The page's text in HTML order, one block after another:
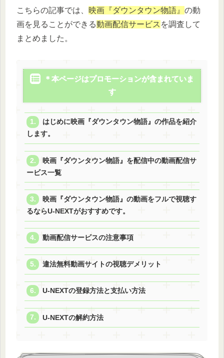
こちらの記事では、 映画『ダウンタウン物語』 の動
画を見ることができる動画配信サービス を調査して
まとめました。
＊本ページはプロモーションが含まれていま
す
はじめに映画『ダウンタウン物語』の作品を紹介
します。
映画『ダウンタウン物語』を配信中の動画配信サ
ービス一覧
映画『ダウンタウン物語』の動画をフルで視聴す
るならU-NEXTがおすすめです。
動画配信サービスの注意事項
違法無料動画サイトの視聴デメリット
U-NEXTの登録方法と支払い方法
U-NEXTの解約方法